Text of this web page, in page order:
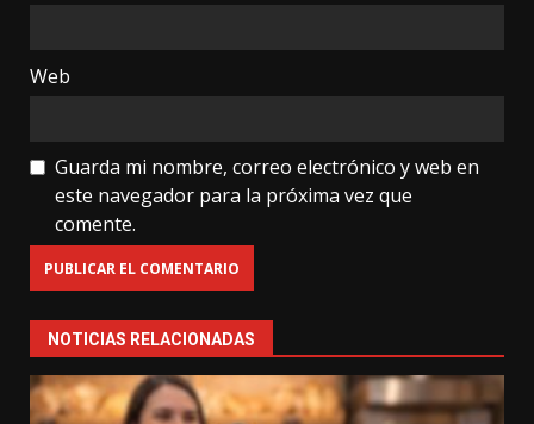
Web
Guarda mi nombre, correo electrónico y web en
este navegador para la próxima vez que
comente.
NOTICIAS RELACIONADAS